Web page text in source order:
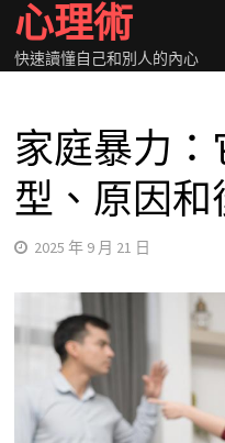
Skip
content
心理術
快速讀懂自己和別人的內心
家庭暴力：
型、原因和
2025 年 9 月 21 日